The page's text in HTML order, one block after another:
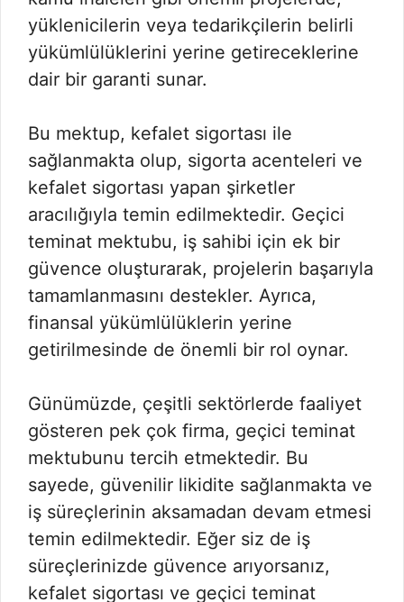
yüklenicilerin veya tedarikçilerin belirli
yükümlülüklerini yerine getireceklerine
dair bir garanti sunar.
Bu mektup, kefalet sigortası ile
sağlanmakta olup, sigorta acenteleri ve
kefalet sigortası yapan şirketler
aracılığıyla temin edilmektedir. Geçici
teminat mektubu, iş sahibi için ek bir
güvence oluşturarak, projelerin başarıyla
tamamlanmasını destekler. Ayrıca,
finansal yükümlülüklerin yerine
getirilmesinde de önemli bir rol oynar.
Günümüzde, çeşitli sektörlerde faaliyet
gösteren pek çok firma, geçici teminat
mektubunu tercih etmektedir. Bu
sayede, güvenilir likidite sağlanmakta ve
iş süreçlerinin aksamadan devam etmesi
temin edilmektedir. Eğer siz de iş
süreçlerinizde güvence arıyorsanız,
kefalet sigortası ve geçici teminat